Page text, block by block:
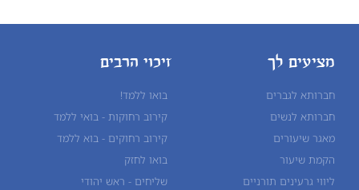
מציעים לך
חברותא לגברים
חברותא לנשים
מאגר שיעורים
הקמת שיעור
ליווי גרעינים תורניים
זיכוי הרבים
בואו ללמד!
קירוב רחוקות - בואי ללמד
קירוב רחוקים - בוא ללמד
בואו לחזק
שליחים - ראש יהודי